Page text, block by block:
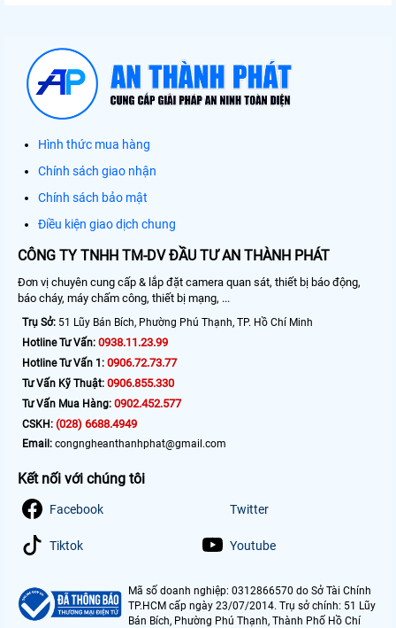
Hình thức mua hàng
Chính sách giao nhận
Chính sách bảo mật
Điều kiện giao dịch chung
CÔNG TY TNHH TM-DV ĐẦU TƯ AN THÀNH PHÁT
Đơn vị chuyên cung cấp & lắp đặt camera quan sát, thiết bị báo động,
báo cháy, máy chấm công, thiết bị mạng, ...
Trụ Sở: 51 Lũy Bán Bích, Phường Phú Thạnh, TP. Hồ Chí Minh
Hotline Tư Vấn: 0938.11.23.99
Hotline Tư Vấn 1: 0906.72.73.77
Tư Vấn Kỹ Thuật: 0906.855.330
Tư Vấn Mua Hàng: 0902.452.577
CSKH: (028) 6688.4949
Email: congngheanthanhphat@gmail.com
Kết nối với chúng tôi
Facebook Twitter
Tiktok Youtube
Mã số doanh nghiệp: 0312866570 do Sở Tài Chính
TP.HCM cấp ngày 23/07/2014. Trụ sở chính: 51 Lũy
Bán Bích, Phường Phú Thạnh, Thành Phố Hồ Chí